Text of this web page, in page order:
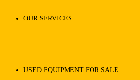
OUR SERVICES
USED EQUIPMENT FOR SALE